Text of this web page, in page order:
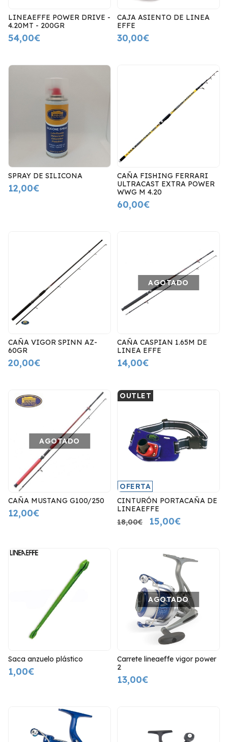
LINEAEFFE POWER DRIVE -
4.20MT - 200GR
54,00€
CAJA ASIENTO DE LINEA
EFFE
30,00€
SPRAY DE SILICONA
12,00€
CAÑA FISHING FERRARI
ULTRACAST EXTRA POWER
WWG M 4.20
60,00€
CAÑA VIGOR SPINN AZ-
60GR
20,00€
AGOTADO
CAÑA CASPIAN 1.65M DE
LINEA EFFE
14,00€
AGOTADO
CAÑA MUSTANG G100/250
12,00€
OFERTA
OUTLET
CINTURÓN PORTACAÑA DE
LINEAEFFE
18,00€
15,00€
Saca anzuelo plástico
1,00€
AGOTADO
Carrete lineaeffe vigor power
2
13,00€